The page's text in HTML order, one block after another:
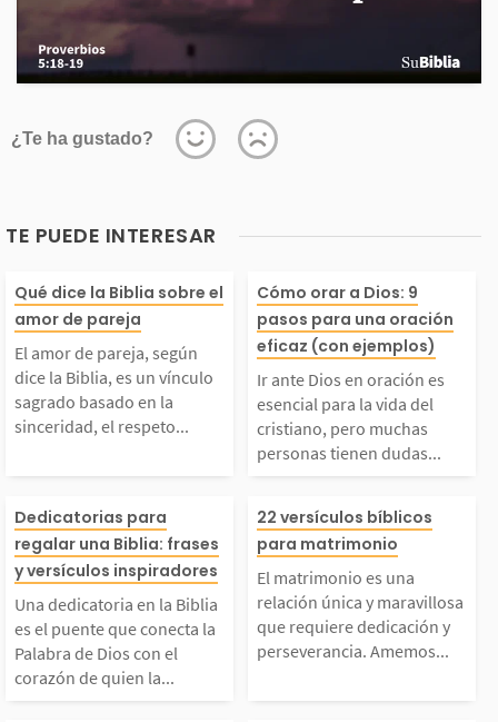
¿Te ha gustado?
TE PUEDE INTERESAR
amor de pareja, se
dice la Biblia, es
vínculo sagrado ba
en la sinceridad,
respeto y la entrega
Dios nos llama
amar de forma genu
Qué dice la Biblia sobre el
amor de pareja
El amor de pareja, según
dice la Biblia, es un vínculo
sagrado basado en la
sinceridad, el respeto...
Ir ante Dios
n es esencial
ida del
muchas
en dudas
orar. Sin
oración no es
Cómo orar a Dios: 9
pasos para una oración
eficaz (con ejemplos)
Ir ante Dios en oración es
esencial para la vida del
cristiano, pero muchas
personas tienen dudas...
dedicatoria en la
es el puente qu
conecta la Palabra
Dios con el corazó
Dedicatorias para
regalar una Biblia: frases
y versículos inspiradores
Una dedicatoria en la Biblia
es el puente que conecta la
Palabra de Dios con el
corazón de quien la...
El matrimonio
relación única
villosa que
edicación y
22 versículos bíblicos
para matrimonio
El matrimonio es una
relación única y maravillosa
que requiere dedicación y
perseverancia. Amemos...